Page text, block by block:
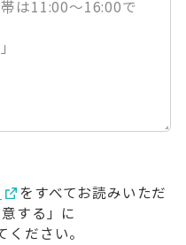
をすべてお読みいただ
する」に
ださい。